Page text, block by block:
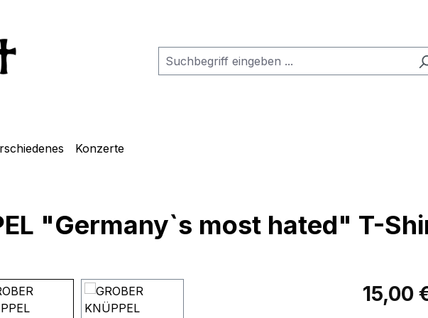
Konzerte
"Germany`s most hated" T-
Regulärer
15,00